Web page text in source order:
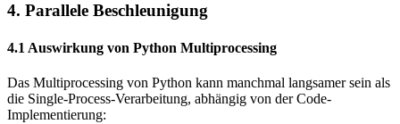
4. Parallele Beschleunigung
4.1 Auswirkung von Python Multiprocessing
Das Multiprocessing von Python kann manchmal langsamer sein als
die Single-Process-Verarbeitung, abhängig von der Code-
Implementierung: